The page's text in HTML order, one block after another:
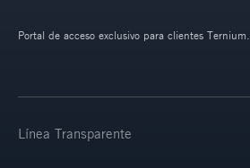
Portal de acceso exclusivo para clientes Ternium.
Línea Transparente